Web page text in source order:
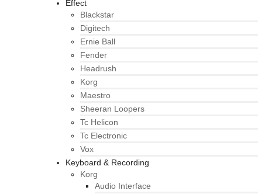
Effect
Blackstar
Digitech
Ernie Ball
Fender
Headrush
Korg
Maestro
Sheeran Loopers
Tc Helicon
Tc Electronic
Vox
Keyboard & Recording
Korg
Audio Interface